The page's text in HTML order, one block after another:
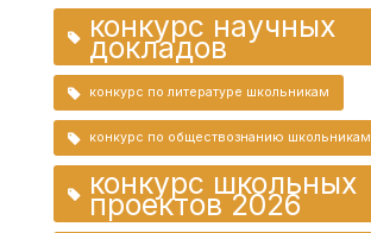
конкурс научных
докладов
конкурс по литературе школьникам
конкурс по обществознанию школьникам
конкурс школьных
проектов 2026